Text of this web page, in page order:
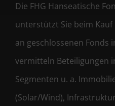
Die FHG Hanseatische
unterstützt Sie beim
an geschlossenen Fonds
vermitteln Beteiligungen
Segmenten u. a.
(Solar/Wind),